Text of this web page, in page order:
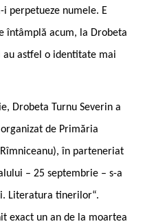
perpetueze numele. E
întâmplă acum, la Drobeta
au astfel o identitate mai
Drobeta Turnu Severin a
de Primăria
în parteneriat
– 25 septembrie – s-a
Literatura tinerilor“.
exact un an de la moartea